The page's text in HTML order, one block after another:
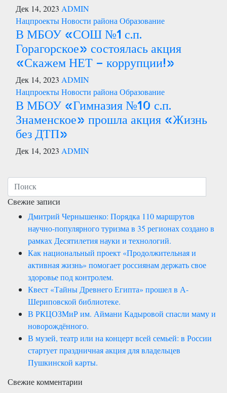
Дек 14, 2023 ADMIN
НацпроектыНовости района Образование
В МБОУ «СОШ №1 с.п.
Горагорское» состоялась акция
«Скажем НЕТ – коррупции!»
Дек 14, 2023 ADMIN
НацпроектыНовости района Образование
В МБОУ «Гимназия №10 с.п.
Знаменское» прошла акция «Жизнь
без ДТП»
Дек 14, 2023 ADMIN
Свежие записи
Дмитрий Чернышенко: Порядка 110 маршрутов
научно-популярного туризма в 35 регионах создано в
рамках Десятилетия науки и технологий.
Как национальный проект «Продолжительная и
активная жизнь» помогает россиянам держать свое
здоровье под контролем.
Квест «Тайны Древнего Египта» прошел в А-
Шериповской библиотеке.
В РКЦОЗМиР им. Аймани Кадыровой спасли маму и
новорождённого.
В музей, театр или на концерт всей семьей: в России
стартует праздничная акция для владельцев
Пушкинской карты.
Свежие комментарии